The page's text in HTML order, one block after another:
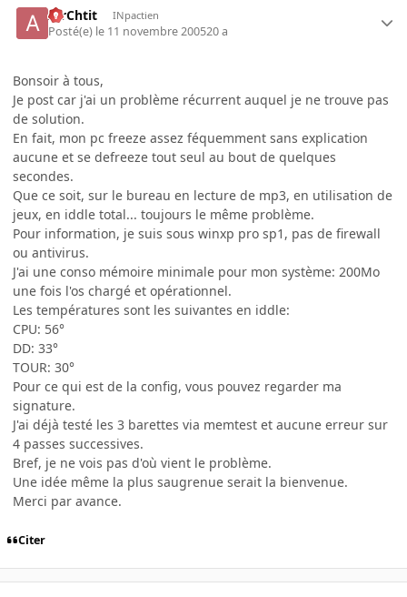
AirChtit INpactien
Posté(e) le 11 novembre 200520 a
Bonsoir à tous,
Je post car j'ai un problème récurrent auquel je ne trouve pas
de solution.
En fait, mon pc freeze assez féquemment sans explication
aucune et se defreeze tout seul au bout de quelques
secondes.
Que ce soit, sur le bureau en lecture de mp3, en utilisation de
jeux, en iddle total... toujours le même problème.
Pour information, je suis sous winxp pro sp1, pas de firewall
ou antivirus.
J'ai une conso mémoire minimale pour mon système: 200Mo
une fois l'os chargé et opérationnel.
Les températures sont les suivantes en iddle:
CPU: 56°
DD: 33°
TOUR: 30°
Pour ce qui est de la config, vous pouvez regarder ma
signature.
J'ai déjà testé les 3 barettes via memtest et aucune erreur sur
4 passes successives.
Bref, je ne vois pas d'où vient le problème.
Une idée même la plus saugrenue serait la bienvenue.
Merci par avance.
Citer